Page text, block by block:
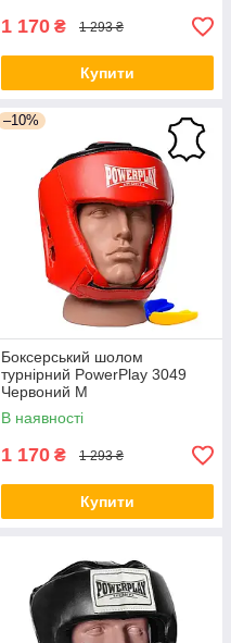
1 170 ₴ 1 293 ₴
Купити
–10%
Боксерський шолом
турнірний PowerPlay 3049
Червоний M
В наявності
1 170 ₴ 1 293 ₴
Купити